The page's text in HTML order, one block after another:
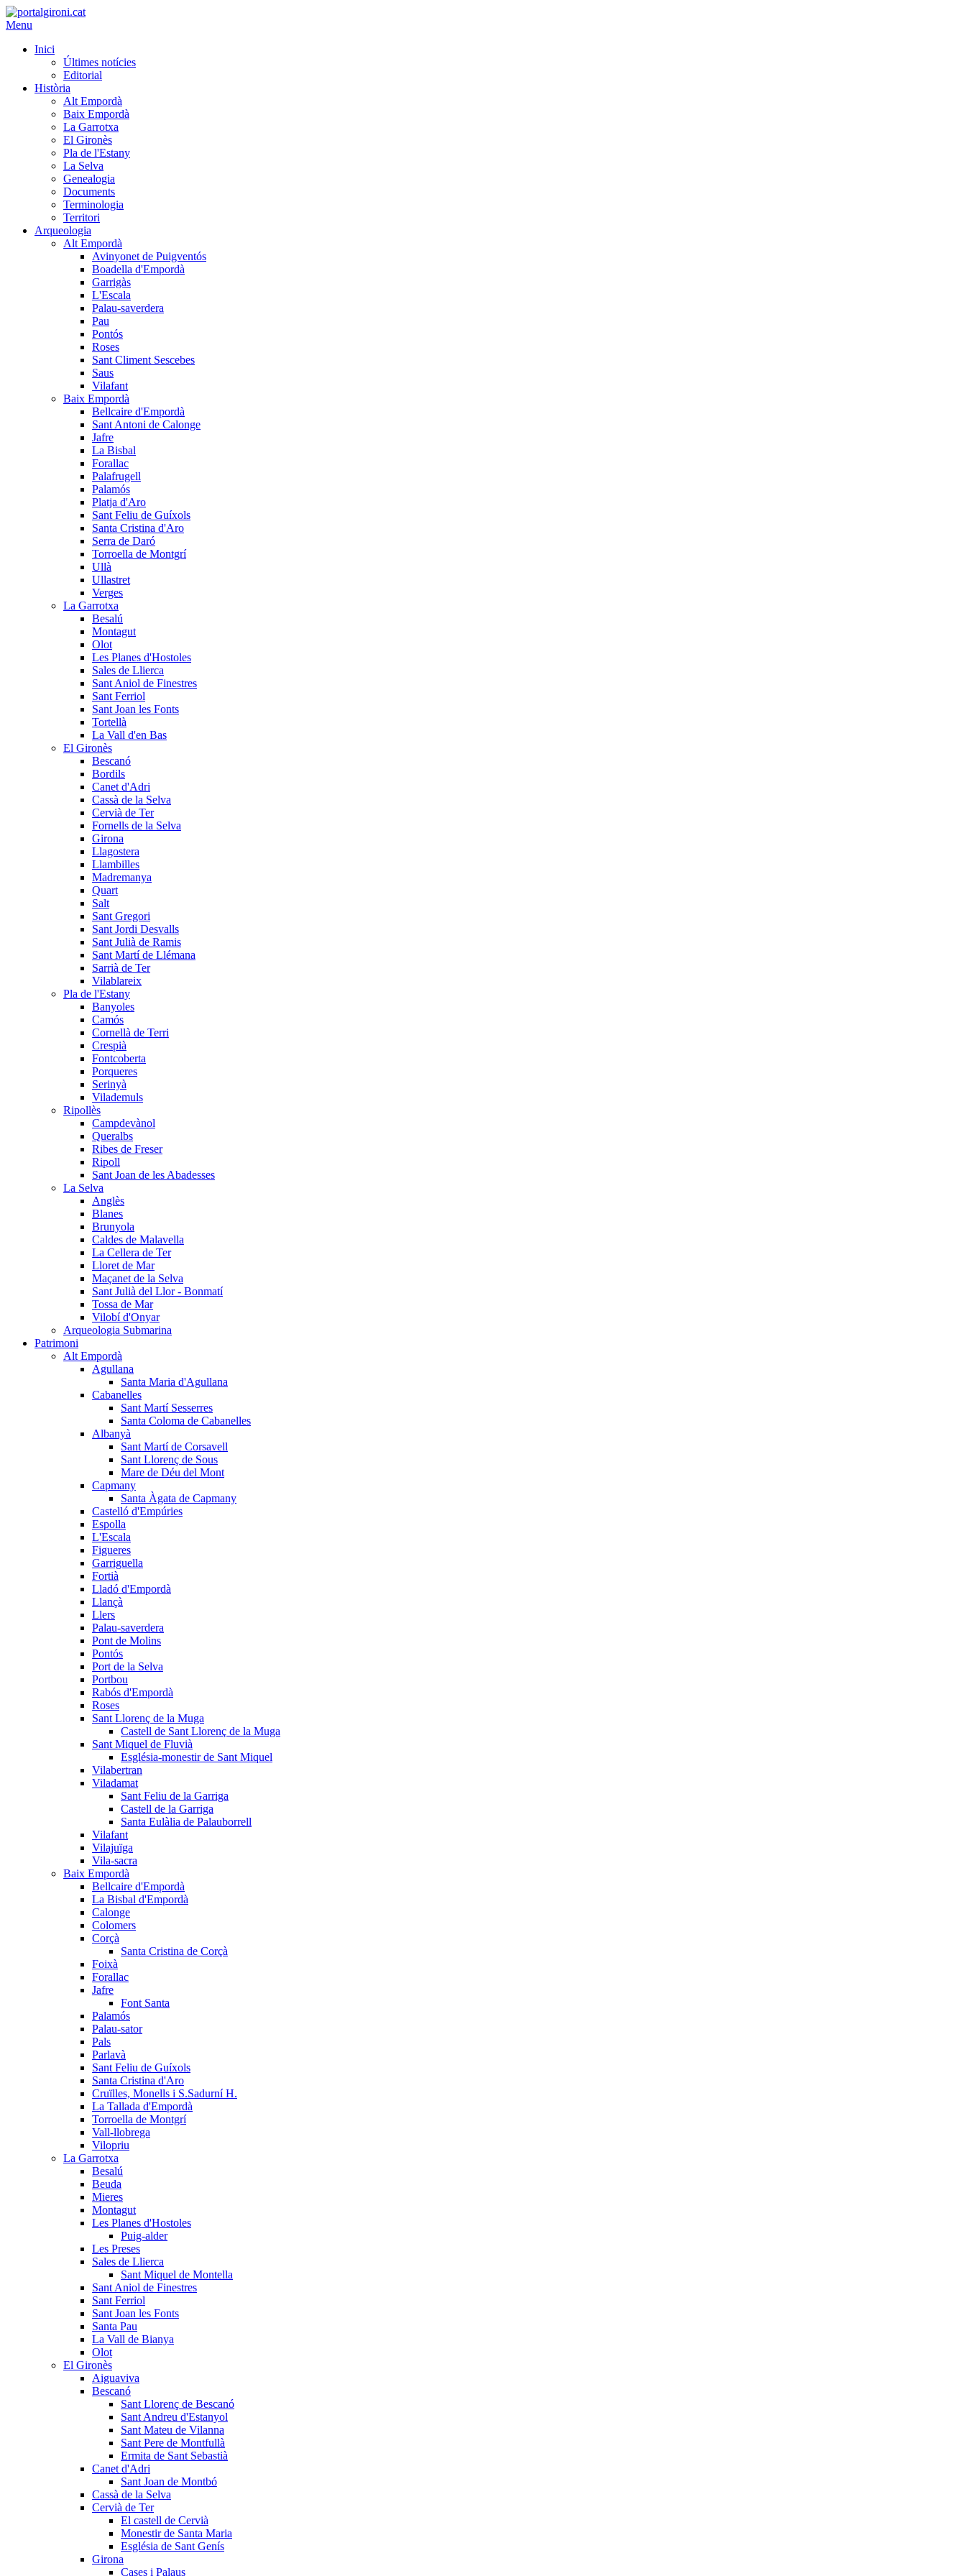
Menu
Inici
Últimes notícies
Editorial
Història
Alt Empordà
Baix Empordà
La Garrotxa
El Gironès
Pla de l'Estany
La Selva
Genealogia
Documents
Terminologia
Territori
Arqueologia
Alt Empordà
Avinyonet de Puigventós
Boadella d'Empordà
Garrigàs
L'Escala
Palau-saverdera
Pau
Pontós
Roses
Sant Climent Sescebes
Saus
Vilafant
Baix Empordà
Bellcaire d'Empordà
Sant Antoni de Calonge
Jafre
La Bisbal
Forallac
Palafrugell
Palamós
Platja d'Aro
Sant Feliu de Guíxols
Santa Cristina d'Aro
Serra de Daró
Torroella de Montgrí
Ullà
Ullastret
Verges
La Garrotxa
Besalú
Montagut
Olot
Les Planes d'Hostoles
Sales de Llierca
Sant Aniol de Finestres
Sant Ferriol
Sant Joan les Fonts
Tortellà
La Vall d'en Bas
El Gironès
Bescanó
Bordils
Canet d'Adri
Cassà de la Selva
Cervià de Ter
Fornells de la Selva
Girona
Llagostera
Llambilles
Madremanya
Quart
Salt
Sant Gregori
Sant Jordi Desvalls
Sant Julià de Ramis
Sant Martí de Llémana
Sarrià de Ter
Vilablareix
Pla de l'Estany
Banyoles
Camós
Cornellà de Terri
Crespià
Fontcoberta
Porqueres
Serinyà
Vilademuls
Ripollès
Campdevànol
Queralbs
Ribes de Freser
Ripoll
Sant Joan de les Abadesses
La Selva
Anglès
Blanes
Brunyola
Caldes de Malavella
La Cellera de Ter
Lloret de Mar
Maçanet de la Selva
Sant Julià del Llor - Bonmatí
Tossa de Mar
Vilobí d'Onyar
Arqueologia Submarina
Patrimoni
Alt Empordà
Agullana
Santa Maria d'Agullana
Cabanelles
Sant Martí Sesserres
Santa Coloma de Cabanelles
Albanyà
Sant Martí de Corsavell
Sant Llorenç de Sous
Mare de Déu del Mont
Capmany
Santa Àgata de Capmany
Castelló d'Empúries
Espolla
L'Escala
Figueres
Garriguella
Fortià
Lladó d'Empordà
Llançà
Llers
Palau-saverdera
Pont de Molins
Pontós
Port de la Selva
Portbou
Rabós d'Empordà
Roses
Sant Llorenç de la Muga
Castell de Sant Llorenç de la Muga
Sant Miquel de Fluvià
Església-monestir de Sant Miquel
Vilabertran
Viladamat
Sant Feliu de la Garriga
Castell de la Garriga
Santa Eulàlia de Palauborrell
Vilafant
Vilajuïga
Vila-sacra
Baix Empordà
Bellcaire d'Empordà
La Bisbal d'Empordà
Calonge
Colomers
Corçà
Santa Cristina de Corçà
Foixà
Forallac
Jafre
Font Santa
Palamós
Palau-sator
Pals
Parlavà
Sant Feliu de Guíxols
Santa Cristina d'Aro
Cruïlles, Monells i S.Sadurní H.
La Tallada d'Empordà
Torroella de Montgrí
Vall-llobrega
Vilopriu
La Garrotxa
Besalú
Beuda
Mieres
Montagut
Les Planes d'Hostoles
Puig-alder
Les Preses
Sales de Llierca
Sant Miquel de Montella
Sant Aniol de Finestres
Sant Ferriol
Sant Joan les Fonts
Santa Pau
La Vall de Bianya
Olot
El Gironès
Aiguaviva
Bescanó
Sant Llorenç de Bescanó
Sant Andreu d'Estanyol
Sant Mateu de Vilanna
Sant Pere de Montfullà
Ermita de Sant Sebastià
Canet d'Adri
Sant Joan de Montbó
Cassà de la Selva
Cervià de Ter
El castell de Cervià
Monestir de Santa Maria
Església de Sant Genís
Girona
Cases i Palaus